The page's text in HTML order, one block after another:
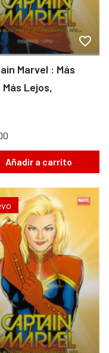
Marvel : Más
Lejos,
Añadir a carrito